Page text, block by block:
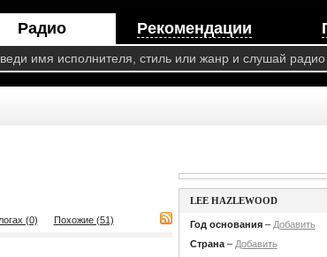
Радио Рекомендации
(0) Похожие (51)
LEE HAZLEWOOD
Год основания– Добавить
Страна– Добавить